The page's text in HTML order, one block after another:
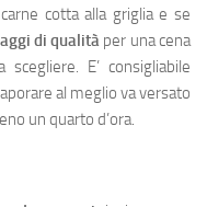
cotta alla griglia e se
di qualità per una cena
E’ consigliabile
al meglio va versato
un quarto d’ora.